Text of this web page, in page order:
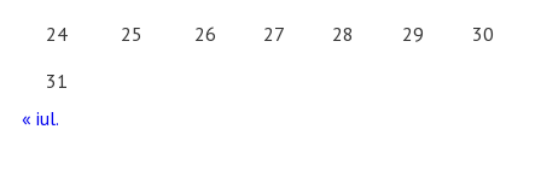
24
25 26 27 28 29
30
31
« iul.